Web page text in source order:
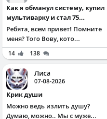
Как я обманул систему, купил
мультиварку и стал 75...
Ребята, всем привет! Помните
меня? Того Вову, кото...
14 138
Лиса
07-08-2026
Крик души
Можно ведь излить душу?
Думаю, можно.. Мы с муже...